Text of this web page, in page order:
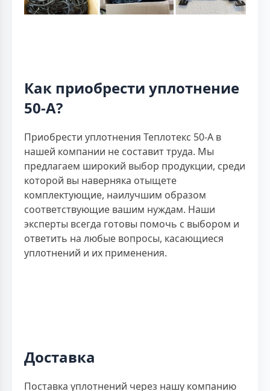
Как приобрести уплотнение
50-A?
Приобрести уплотнения Теплотекс 50-А в
нашей компании не составит труда. Мы
предлагаем широкий выбор продукции, среди
которой вы наверняка отыщете
комплектующие, наилучшим образом
соответствующие вашим нуждам. Наши
эксперты всегда готовы помочь с выбором и
ответить на любые вопросы, касающиеся
уплотнений и их применения.
Доставка
Поставка уплотнений через нашу компанию